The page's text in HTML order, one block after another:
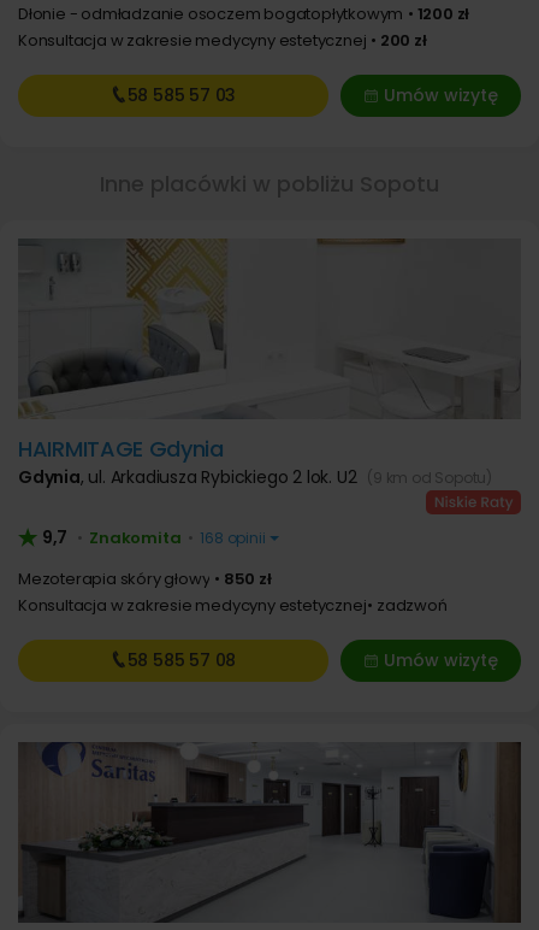
Dłonie - odmładzanie osoczem bogatopłytkowym
1200 zł
Konsultacja w zakresie medycyny estetycznej
200 zł
Umów wizytę
58 585 57 03
HAIRMITAGE Gdynia
Gdynia, ul. Arkadiusza Rybickiego 2 lok. U2 (9 km od Sopotu)
9,7 • Znakomita • 168 opinii
Mezoterapia skóry głowy
850 zł
Konsultacja w zakresie medycyny estetycznej zadzwoń
Umów wizytę
58 585 57 08